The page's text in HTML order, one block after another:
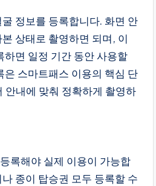
정보를 등록합니다. 화면 안
상태로 촬영하면 되며, 이
하면 일정 기간 동안 사용할
은 스마트패스 이용의 핵심 단
안내에 맞춰 정확하게 촬영하
록해야 실제 이용이 가능합
종이 탑승권 모두 등록할 수